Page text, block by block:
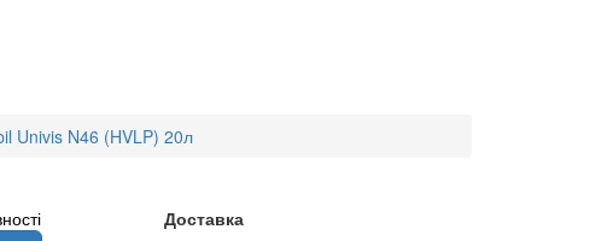
Univis N46 (HVLP) 20л
Доставка